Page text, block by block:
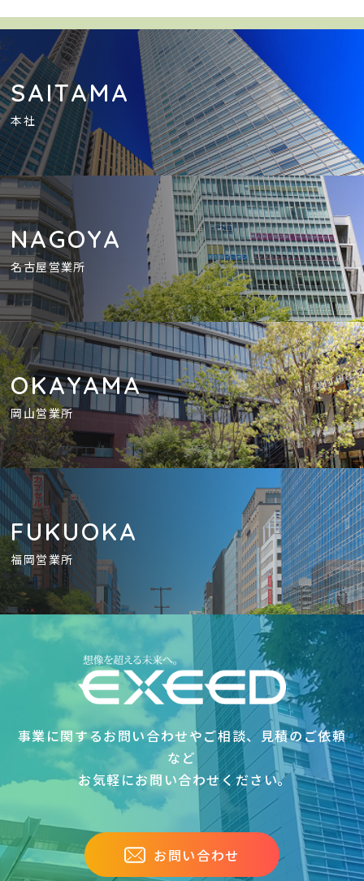
SAITAMA
本社
NAGOYA
名古屋営業所
OKAYAMA
岡山営業所
FUKUOKA
福岡営業所
事業に関するお問い合わせやご相談、見積のご依頼
など
お気軽にお問い合わせください｡
お問い合わせ